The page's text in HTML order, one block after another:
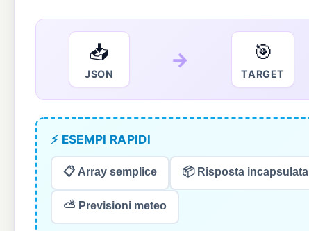
📥
JSON
→ 🎯
TARGET
⚡ ESEMPI RAPIDI
📋 Array semplice 📦 Risposta incapsulata
⛅ Previsioni meteo